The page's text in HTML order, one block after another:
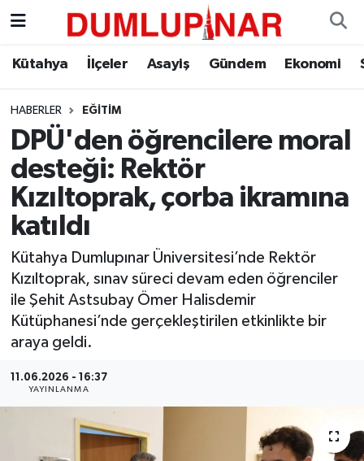
Kütahya İlçeler Asayiş Gündem Ekonomi
HABERLER EĞITIM
DPÜ'den öğrencilere moral
desteği: Rektör
Kızıltoprak, çorba ikramına
katıldı
Kütahya Dumlupınar Üniversitesi’nde Rektör
Kızıltoprak, sınav süreci devam eden öğrenciler
ile Şehit Astsubay Ömer Halisdemir
Kütüphanesi’nde gerçekleştirilen etkinlikte bir
araya geldi.
11.06.2026 - 16:37
YAYINLANMA
Asayiş
Diğer
Dünya
Eğitim
Ekonomi
Eleman
Gündem
Haber
Haber İlanlar
Kütahya Hava Durumu
Kütahya Trafik Yoğunluk Haritası
Süper Lig Puan Durumu ve Fikstür
Tüm Manşetler
Son Dakika Haberleri
Haber Arşivi